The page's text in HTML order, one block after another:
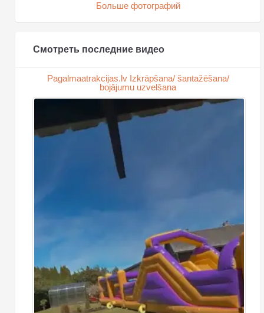
Больше фотографий
Смотреть последние видео
Pagalmaatrakcijas.lv Izkrāpšana/ šantažēšana/
bojājumu uzvelšana